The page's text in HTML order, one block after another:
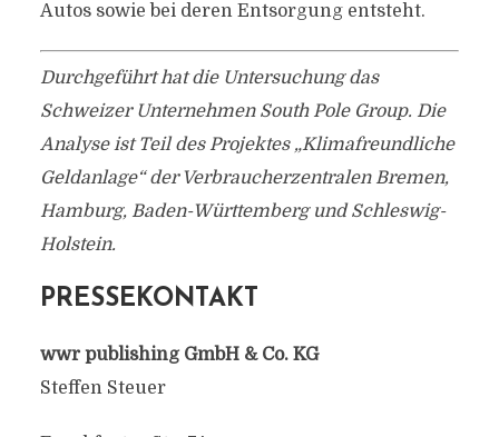
Autos sowie bei deren Entsorgung entsteht.
Durchgeführt hat die Untersuchung das
Schweizer Unternehmen South Pole Group. Die
Analyse ist Teil des Projektes „Klimafreundliche
Geldanlage“ der Verbraucherzentralen Bremen,
Hamburg, Baden-Württemberg und Schleswig-
Holstein.
PRESSEKONTAKT
wwr publishing GmbH & Co. KG
Steffen Steuer